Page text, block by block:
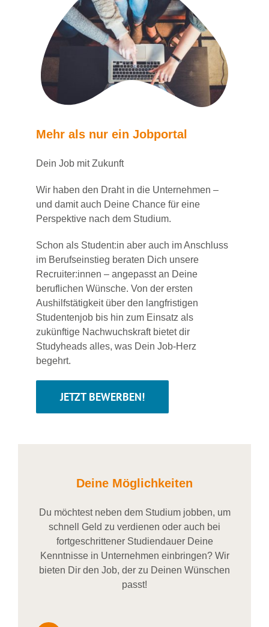
Mehr als nur ein Jobportal
Dein Job mit Zukunft
Wir haben den Draht in die Unternehmen –
und damit auch Deine Chance für eine
Perspektive nach dem Studium.
Schon als Student:in aber auch im Anschluss
im Berufseinstieg beraten Dich unsere
Recruiter:innen – angepasst an Deine
beruflichen Wünsche. Von der ersten
Aushilfstätigkeit über den langfristigen
Studentenjob bis hin zum Einsatz als
zukünftige Nachwuchskraft bietet dir
Studyheads alles, was Dein Job-Herz
begehrt.
JETZT BEWERBEN!
Deine Möglichkeiten
Du möchtest neben dem Studium jobben, um
schnell Geld zu verdienen oder auch bei
fortgeschrittener Studiendauer Deine
Kenntnisse in Unternehmen einbringen? Wir
bieten Dir den Job, der zu Deinen Wünschen
passt!